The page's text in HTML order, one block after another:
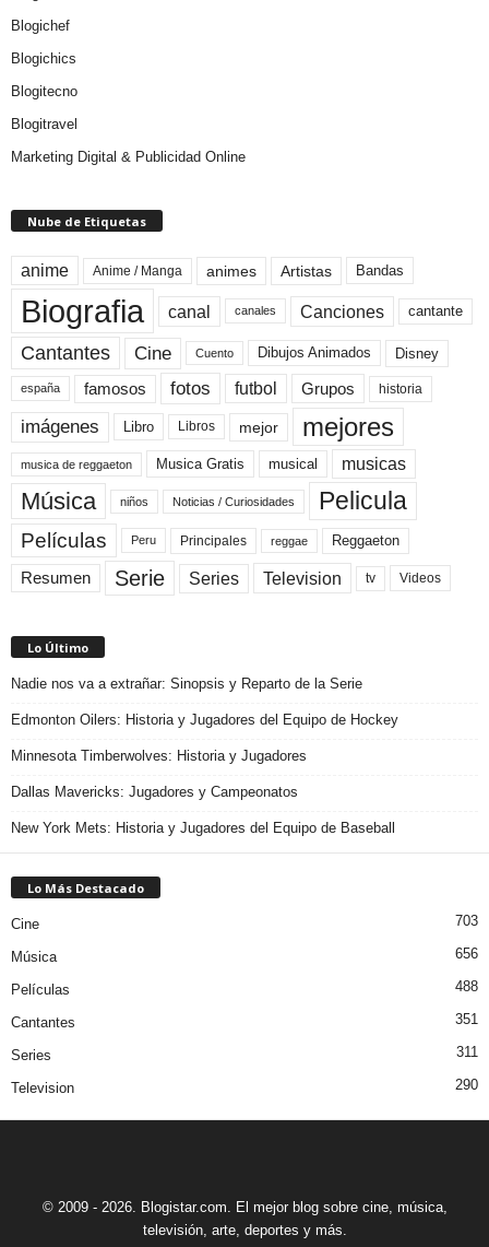
Blogichef
Blogichics
Blogitecno
Blogitravel
Marketing Digital & Publicidad Online
Nube de Etiquetas
anime Anime / Manga animes Artistas Bandas
Biografia canal canales Canciones cantante
Cantantes Cine Cuento Dibujos Animados Disney
españa famosos fotos futbol Grupos historia
imágenes Libro Libros mejor mejores
musica de reggaeton Musica Gratis musical musicas
Música niños Noticias / Curiosidades Pelicula
Películas Peru Principales reggae Reggaeton
Resumen Serie Series Television tv Videos
Lo Último
Nadie nos va a extrañar: Sinopsis y Reparto de la Serie
Edmonton Oilers: Historia y Jugadores del Equipo de Hockey
Minnesota Timberwolves: Historia y Jugadores
Dallas Mavericks: Jugadores y Campeonatos
New York Mets: Historia y Jugadores del Equipo de Baseball
Lo Más Destacado
Cine 703
Música 656
Películas 488
Cantantes 351
Series 311
Television 290
© 2009 - 2026. Blogistar.com. El mejor blog sobre cine, música,
televisión, arte, deportes y más.